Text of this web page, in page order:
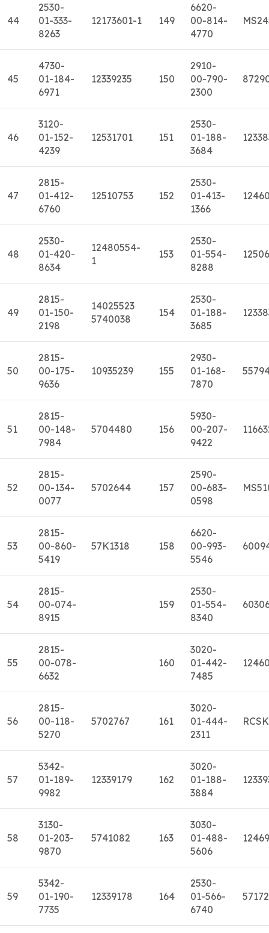
44
2530-
01-333-
8263
12173601-1 149
6620-
00-814-
4770
45
4730-
01-184-
6971
12339235 150
2910-
00-790-
2300
46
3120-
01-152-
4239
12531701 151
2530-
01-188-
3684
47
2815-
01-412-
6760
12510753 152
2530-
01-413-
1366
48
2530-
01-420-
8634
12480554-
1
153
2530-
01-554-
8288
49
2815-
01-150-
2198
14025523
5740038
154
2530-
01-188-
3685
50
2815-
00-175-
9636
10935239 155
2930-
01-168-
7870
51
2815-
00-148-
7984
5704480 156
5930-
00-207-
9422
52
2815-
00-134-
0077
5702644 157
2590-
00-683-
0598
53
2815-
00-860-
5419
57K1318 158
6620-
00-993-
5546
54
2815-
00-074-
8915
159
2530-
01-554-
8340
55
2815-
00-078-
6632
160
3020-
01-442-
7485
56
2815-
00-118-
5270
5702767 161
3020-
01-444-
2311
57
5342-
01-189-
9982
12339179 162
3020-
01-188-
3884
58
3130-
01-203-
9870
5741082 163
3030-
01-488-
5606
59
5342-
01-190-
7735
12339178 164
2530-
01-566-
6740